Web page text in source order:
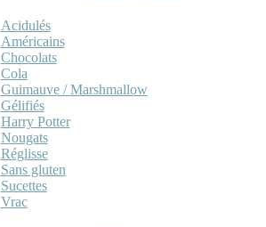
Acidulés
Américains
Chocolats
Cola
Guimauve / Marshmallow
Gélifiés
Harry Potter
Nougats
Réglisse
Sans gluten
Sucettes
Vrac